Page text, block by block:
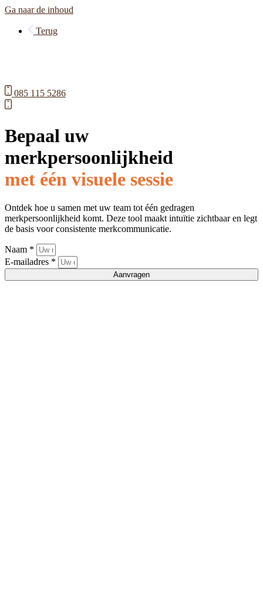
Ga naar de inhoud
Terug
085 115 5286
Bepaal uw
merkpersoonlijkheid
met één visuele sessie
Ontdek hoe u samen met uw team tot één gedragen
merkpersoonlijkheid komt. Deze tool maakt intuïtie zichtbaar en legt
de basis voor consistente merkcommunicatie.
Naam *
E-mailadres *
Aanvragen